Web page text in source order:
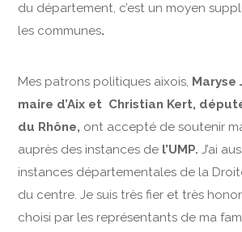
du département, c’est un moyen
les communes.
Mes patrons politiques aixois, Maryse
maire d’Aix et Christian Kert,
du Rhône, ont accepté de soutenir
auprès des instances de l’UMP. J’ai
instances départementales de la
du centre. Je suis très fier et très
choisi par les représentants de ma